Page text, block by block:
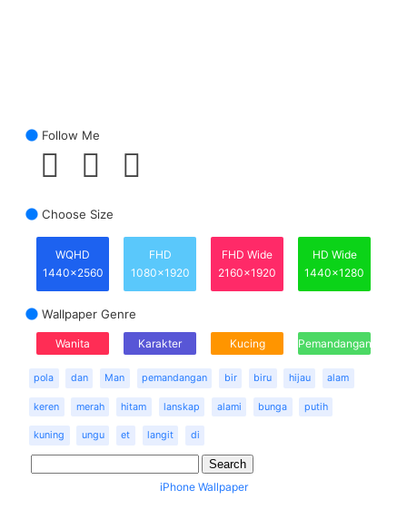
Follow Me
Choose Size
WQHD
1440x2560
FHD
1080x1920
FHD Wide
2160x1920
HD Wide
1440x1280
Wallpaper Genre
Wanita Karakter Kucing Pemandangan
pola dan Man pemandangan bir biru hijau alam
keren merah hitam lanskap alami bunga putih
kuning ungu et langit di
iPhone Wallpaper